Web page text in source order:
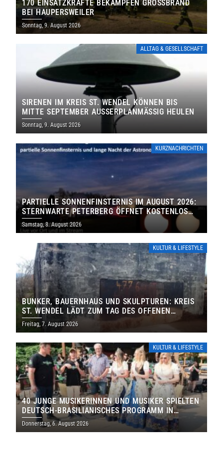
170 EINSATZKRÄFTE BEKÄMPFEN GROSSBRAND B
EI HAUPERSWEILER
Sonntag, 9. August 2026
ALLTAG & GESELLSCHAFT
SIRENEN IM KREIS ST. WENDEL KÖNNEN BIS
MITTE SEPTEMBER AUSSERPLANMÄSSIG HEULEN
Sonntag, 9. August 2026
KURZNACHRICHTEN
PARTIELLE SONNENFINSTERNIS IM AUGUST 2026:
STERNWARTE PETERBERG ÖFFNET KOSTENLOS
IHRE TORE
Samstag, 8. August 2026
KULTUR & LIFESTYLE
BUNKER, BAUERNHAUS UND SKULPTUREN: KREIS
ST. WENDEL LÄDT ZUM TAG DES OFFENEN
DENKMALS EIN
Freitag, 7. August 2026
KULTUR & LIFESTYLE
40 JUNGE MUSIKERINNEN UND MUSIKER SPIELTEN
DEUTSCH-BRASILIANISCHES PROGRAMM IN
THOLEY
Donnerstag, 6. August 2026